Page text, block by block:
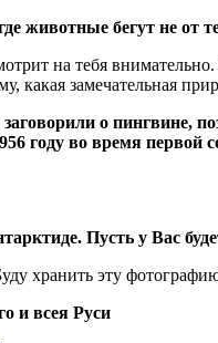
животные бегут не от
на тебя
какая замечательная
о пингвине,
году во время
Пусть у Вас
хранить эту
и всея Руси